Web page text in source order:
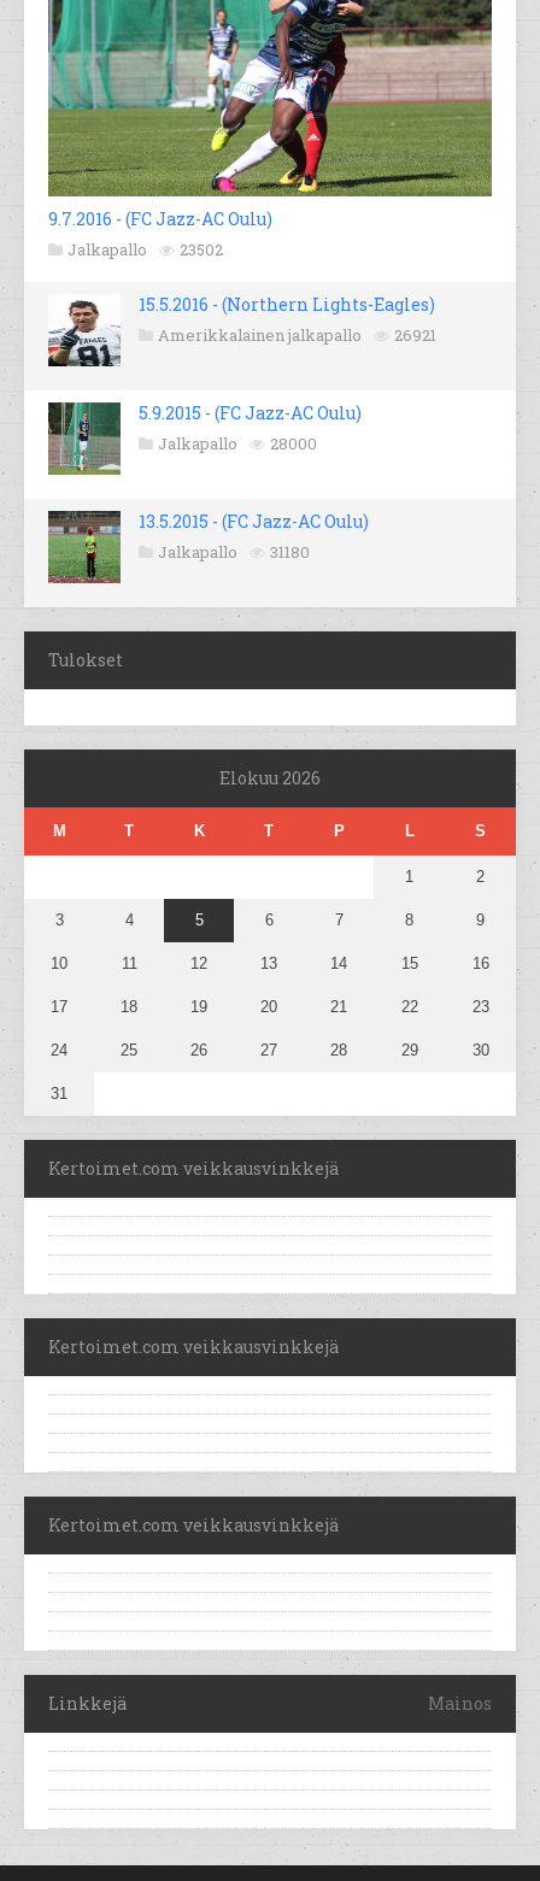
9.7.2016 - (FC Jazz-AC Oulu)
Jalkapallo 23502
15.5.2016 - (Northern Lights-Eagles)
Amerikkalainen jalkapallo 26921
5.9.2015 - (FC Jazz-AC Oulu)
Jalkapallo 28000
13.5.2015 - (FC Jazz-AC Oulu)
Jalkapallo 31180
Tulokset
Elokuu 2026
M T K T P L S
1 2
3 4 5 6 7 8 9
10 11 12 13 14 15 16
17 18 19 20 21 22 23
24 25 26 27 28 29 30
31
Kertoimet.com veikkausvinkkejä
Kertoimet.com veikkausvinkkejä
Kertoimet.com veikkausvinkkejä
Linkkejä Mainos